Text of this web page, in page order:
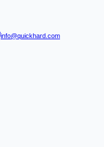
info@quickhard.com